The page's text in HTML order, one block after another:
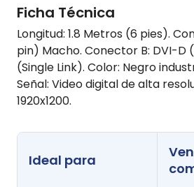
Ficha Técnica
Longitud: 1.8 Metros (6 pies).
pin) Macho. Conector B: DVI-D
(Single Link). Color: Negro
Señal: Video digital de alta
1920x1200.
Ideal para